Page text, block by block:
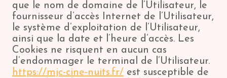
que le nom de domaine de l’Utilisateur, le
fournisseur d’accès Internet de l’Utilisateur,
le système d’exploitation de l’Utilisateur,
ainsi que la date et l’heure d’accès. Les
Cookies ne risquent en aucun cas
d’endommager le terminal de l’Utilisateur.
https://mjc-cine-nuits.fr/ est susceptible de